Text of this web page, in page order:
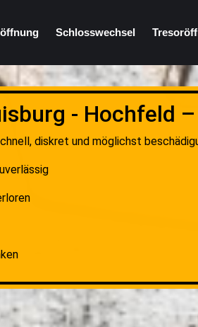
Schlosswechsel
- Hochfeld
diskret und möglichst